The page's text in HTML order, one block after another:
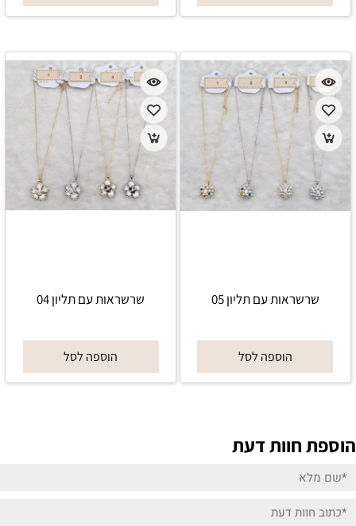
שרשראות עם תליון 05
הוספה לסל
שרשראות עם תליון 04
הוספה לסל
הוספת חוות דעת